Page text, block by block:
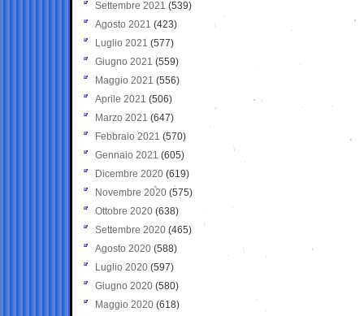
Settembre 2021 (539)
Agosto 2021 (423)
Luglio 2021 (577)
Giugno 2021(559)
Maggio 2021 (556)
Aprile 2021 (506)
Marzo 2021 (647)
Febbraio 2021 (570)
Gennaio 2021 (605)
Dicembre 2020 (619)
Novembre 2020 (575)
Ottobre 2020 (638)
Settembre 2020(465)
Agosto 2020 (588)
Luglio 2020 (597)
Giugno 2020 (580)
Maggio 2020 (618)